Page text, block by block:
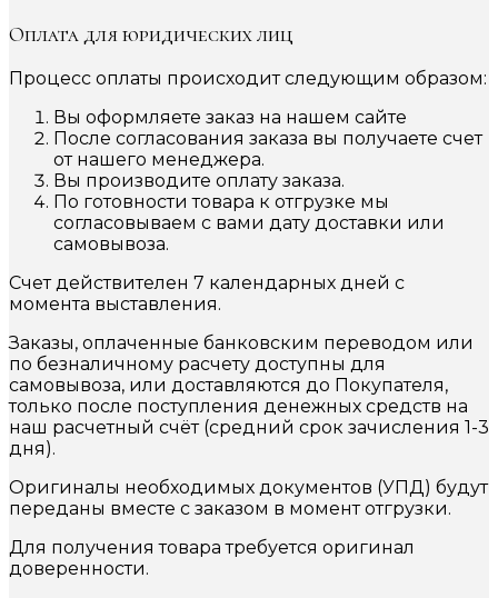
Оплата для юридических лиц
Процесс оплаты происходит следующим образом:
Вы оформляете заказ на нашем сайте
После согласования заказа вы получаете счет
от нашего менеджера.
Вы производите оплату заказа.
По готовности товара к отгрузке мы
согласовываем с вами дату доставки или
самовывоза.
Счет действителен 7 календарных дней с
момента выставления.
Заказы, оплаченные банковским переводом или
по безналичному расчету доступны для
самовывоза, или доставляются до Покупателя,
только после поступления денежных средств на
наш расчетный счёт (средний срок зачисления 1-3
дня).
Оригиналы необходимых документов (УПД) будут
переданы вместе с заказом в момент отгрузки.
Для получения товара требуется оригинал
доверенности.